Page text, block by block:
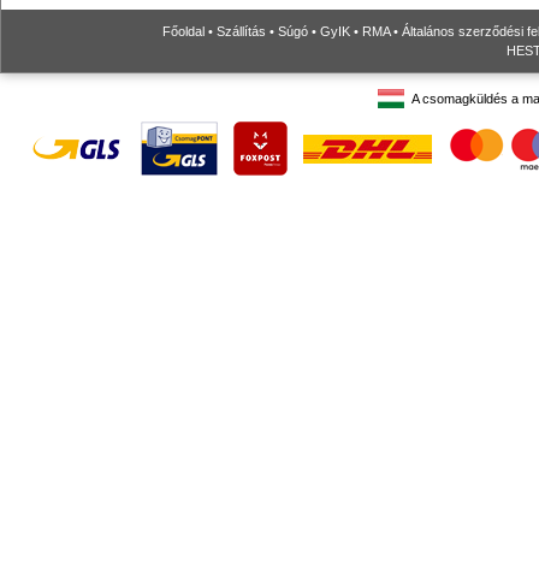
Főoldal • Szállítás • Súgó • GyIK • RMA• Általános szerződési
A csomagküldés a